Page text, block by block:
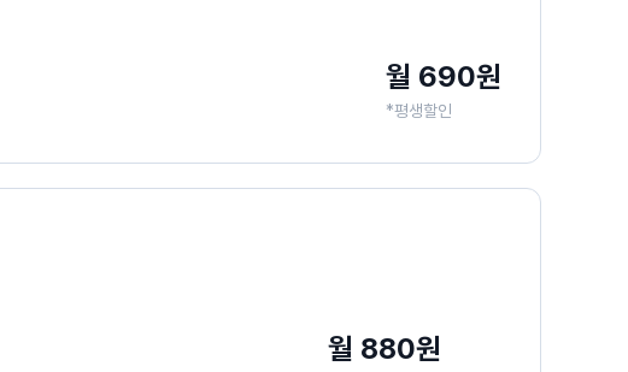
월 690원
*평생할인
월 880원